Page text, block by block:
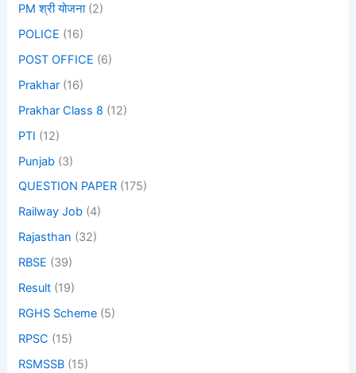
PM श्री योजना(2)
POLICE (16)
POST OFFICE (6)
Prakhar (16)
Prakhar Class 8 (12)
PTI (12)
Punjab (3)
QUESTION PAPER (175)
Railway Job (4)
Rajasthan (32)
RBSE (39)
Result (19)
RGHS Scheme (5)
RPSC (15)
RSMSSB (15)